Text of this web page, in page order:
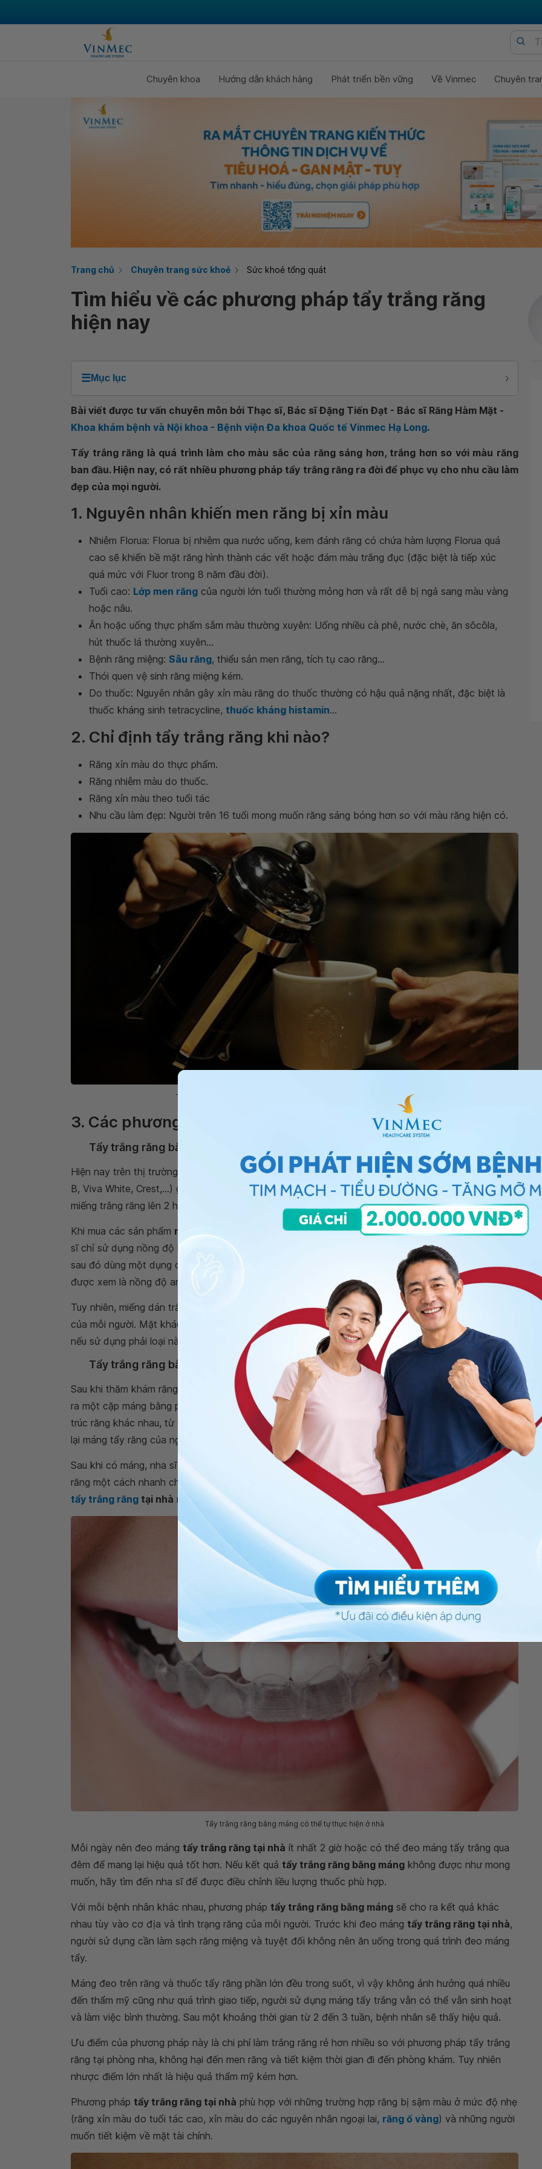
Chuyên khoa Hướng dẫn khách hàng Phát triển bền vững Về Vinmec Chuyên
Trang chủ Chuyên trang sức khoẻ Sức khoẻ tổng quát
Tìm hiểu về các phương pháp tẩy trắng răng
hiện nay
☰Mục lục
Bài viết được tư vấn chuyên môn bởi Thạc sĩ, Bác sĩ Đặng Tiến Đạt - Bác sĩ Răng Hàm Mặt -
Khoa khám bệnh và Nội khoa - Bệnh viện Đa khoa Quốc tế Vinmec Hạ Long.
Tẩy trắng răng là quá trình làm cho màu sắc của răng sáng hơn, trắng hơn so với màu răng
ban đầu. Hiện nay, có rất nhiều phương pháp tẩy trắng răng ra đời để phục vụ cho nhu cầu làm
đẹp của mọi người.
1. Nguyên nhân khiến men răng bị xỉn màu
Nhiễm Florua: Florua bị nhiễm qua nước uống, kem đánh răng có chứa hàm lượng Florua quá
cao sẽ khiến bề mặt răng hình thành các vết hoặc đám màu trắng đục (đặc biệt là tiếp xúc
quá mức với Fluor trong 8 năm đầu đời).
Tuổi cao: Lớp men răng của người lớn tuổi thường mỏng hơn và rất dễ bị ngả sang màu vàng
hoặc nâu.
Ăn hoặc uống thực phẩm sẫm màu thường xuyên: Uống nhiều cà phê, nước chè, ăn sôcôla,
hút thuốc lá thường xuyên...
Bệnh răng miệng: Sâu răng, thiểu sản men răng, tích tụ cao răng...
Thói quen vệ sinh răng miệng kém.
Do thuốc: Nguyên nhân gây xỉn màu răng do thuốc thường có hậu quả nặng nhất, đặc biệt là
thuốc kháng sinh tetracycline, thuốc kháng histamin...
2. Chỉ định tẩy trắng răng khi nào?
Răng xỉn màu do thực phẩm.
Răng nhiễm màu do thuốc.
Răng xỉn màu theo tuổi tác
Nhu cầu làm đẹp: Người trên 16 tuổi mong muốn răng sáng bóng hơn so với màu răng hiện có.
Tẩy trắng răng khi răng bị xỉn màu do thực phẩm sử dụng hàng ngày
3. Các phương pháp tẩy trắng răng
Tẩy trắng răng bằng miếng dán
Hiện nay trên thị trường có nhiều loại miếng dán trắng răng của nhiều thương hiệu khác nhau (Oral
B, Viva White, Crest,...) giúp răng trở nên sáng bóng, với ưu điểm là cách sử dụng đơn giản. Dán
miếng trắng răng lên 2 hàm và giữ khoảng 30 phút bạn sẽ thấy răng trắng lên trông thấy.
Khi mua các sản phẩm miếng dán trắng răng
cần chú ý đến nồng độ Hydrogen peroxide. Các nha
sĩ chỉ sử dụng nồng độ hydrogen peroxide là 45% để tẩy trắng răng trước trong thời gian 1 tiếng,
sau đó dùng một dụng cụ chuyên biệt có chứa hydrogen peroxide với nồng độ từ 10 – 15% - đây
được xem là nồng độ an toàn của chất tẩy trắng này trong quá trình tẩy trắng răng.
Tuy nhiên, miếng dán trắng răng có rất nhiều loại, rất khó kiểm soát sự phù hợp với tình trạng răng
của mỗi người. Mặt khác, nhiều loại miếng dán trôi nổi trên thị trường không rõ nguồn gốc xuất xứ,
nếu sử dụng phải loại này sẽ gây ảnh hưởng xấu đến men răng và màu sắc của răng.
Tẩy trắng răng bằng máng
Sau khi thăm khám răng - hàm của bệnh nhân, nha sĩ sẽ tiến hành lấy dấu cả hai hàm răng để tạo
ra một cặp máng bằng plastic. Cặp màng này sẽ vừa khít với răng. Mỗi người khác nhau sẽ có cấu
trúc răng khác nhau, từ đó mà hình dạng máng
làm trắng răng
cũng khác nhau, không thể sử dụng
lại máng tẩy răng của người khác.
Sau khi có máng, nha sĩ sẽ hướng dẫn cách bơm thuốc vào trong máng và cách đeo máng vào
răng một cách nhanh chóng và an toàn. Khi nắm rõ thao tác sử dụng máng sẽ giúp người bệnh
tẩy trắng răng tại nhà một cách đơn giản và hiệu quả.
Tẩy trắng răng bằng máng có thể tự thực hiện ở nhà
Mỗi ngày nên đeo máng tẩy trắng răng tại nhà ít nhất 2 giờ hoặc có thể đeo máng tẩy trắng qua
đêm để mang lại hiệu quả tốt hơn. Nếu kết quả tẩy trắng răng bằng máng không được như mong
muốn, hãy tìm đến nha sĩ để được điều chỉnh liều lượng thuốc phù hợp.
Với mỗi bệnh nhân khác nhau, phương pháp tẩy trắng răng bằng máng sẽ cho ra kết quả khác
nhau tùy vào cơ địa và tình trạng răng của mỗi người. Trước khi đeo máng tẩy trắng răng tại nhà,
người sử dụng cần làm sạch răng miệng và tuyệt đối không nên ăn uống trong quá trình đeo máng
tẩy.
Máng đeo trên răng và thuốc tẩy răng phần lớn đều trong suốt, vì vậy không ảnh hưởng quá nhiều
đến thẩm mỹ cũng như quá trình giao tiếp, người sử dụng máng tẩy trắng vẫn có thể vẫn sinh hoạt
và làm việc bình thường. Sau một khoảng thời gian từ 2 đến 3 tuần, bệnh nhân sẽ thấy hiệu quả.
Ưu điểm của phương pháp này là chi phí làm trắng răng rẻ hơn nhiều so với phương pháp tẩy trắng
răng tại phòng nha, không hại đến men răng và tiết kiệm thời gian đi đến phòng khám. Tuy nhiên
nhược điểm lớn nhất là hiệu quả thẩm mỹ kém hơn.
Phương pháp tẩy trắng răng tại nhà phù hợp với những trường hợp răng bị sậm màu ở mức độ nhẹ
(răng xỉn màu do tuổi tác cao, xỉn màu do các nguyên nhân ngoại lai, răng ố vàng) và những người
muốn tiết kiệm về mặt tài chính.